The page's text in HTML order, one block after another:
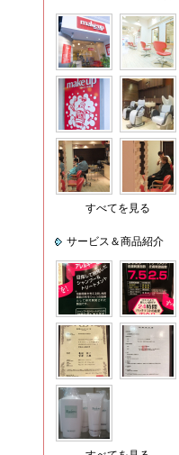
すべてを見る
サービス＆商品紹介